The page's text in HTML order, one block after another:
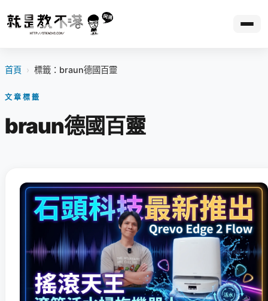
首頁 › 標籤：braun德國百靈
文章標籤
braun德國百靈